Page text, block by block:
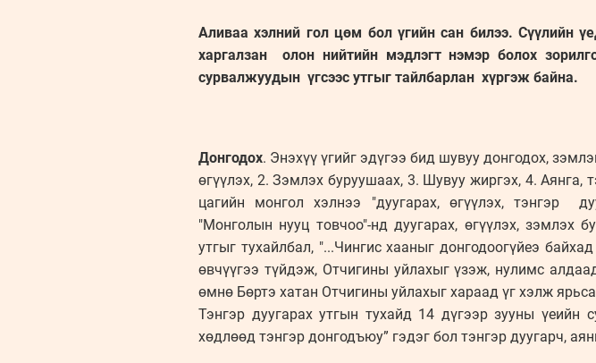
Аливаа хэлний гол цөм бол үгийн сан билээ. Сүүлийн
харгалзан олон нийтийн мэдлэгт нэмэр болох
сурвалжуудын үгсээс утгыг тайлбарлан хүргэж байна.
Донгодох. Энэхүү үгийг эдүгээ бид шувуу донгодох,
өгүүлэх, 2. Зэмлэх буруушаах, 3. Шувуу жиргэх, 4. Аянга,
цагийн монгол хэлнээ "дуугарах, өгүүлэх, тэнгэр
"Монголын нууц товчоо"-нд дуугарах, өгүүлэх, зэмлэх
утгыг тухайлбал, "...Чингис хааныг донгодоогүйеэ
өвчүүгээ түйдэж, Отчигины уйлахыг үзэж, нулимс
өмнө Бөртэ хатан Отчигины уйлахыг хараад үг хэлж
Тэнгэр дуугарах утгын тухайд 14 дүгээр зууны
хөдлөөд тэнгэр донгодъюу” гэдэг бол тэнгэр дуугарч,